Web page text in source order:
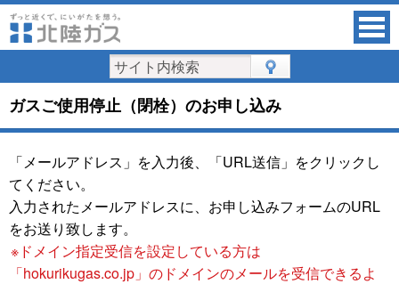
ガスご使用停止（閉栓）のお申し込み
「メールアドレス」を入力後、「URL送信」をクリックし
てください。
入力されたメールアドレスに、お申し込みフォームのURL
をお送り致します。
※ドメイン指定受信を設定している方は
「hokurikugas.co.jp」のドメインのメールを受信できるよ